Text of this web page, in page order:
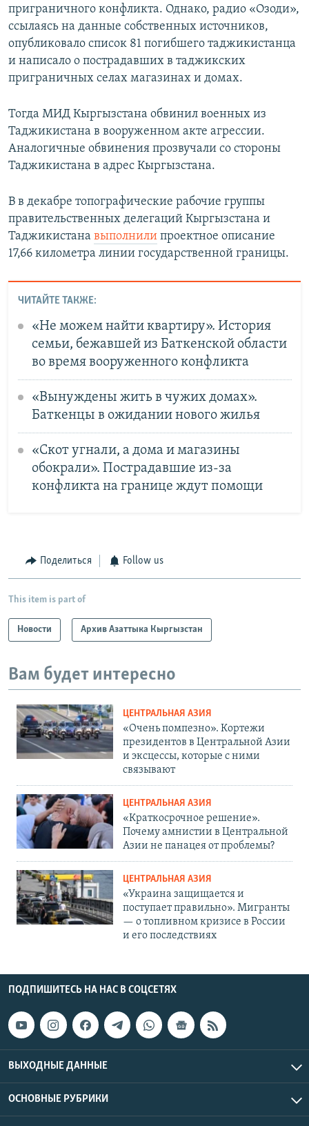
приграничного конфликта. Однако, радио «Озоди»,
ссылаясь на данные собственных источников,
опубликовало список 81 погибшего таджикистанца
и написало о пострадавших в таджикских
приграничных селах магазинах и домах.
Тогда МИД Кыргызстана обвинил военных из
Таджикистана в вооруженном акте агрессии.
Аналогичные обвинения прозвучали со стороны
Таджикистана в адрес Кыргызстана.
В в декабре топографические рабочие группы
правительственных делегаций Кыргызстана и
Таджикистана выполнили проектное описание
17,66 километра линии государственной границы.
ЧИТАЙТЕ ТАКЖЕ:
«Не можем найти квартиру». История
семьи, бежавшей из Баткенской области
во время вооруженного конфликта
«Вынуждены жить в чужих домах».
Баткенцы в ожидании нового жилья
«Скот угнали, а дома и магазины
обокрали». Пострадавшие из-за
конфликта на границе ждут помощи
Поделиться Follow us
This item is part of
Новости Архив Азаттыка Кыргызстан
Вам будет интересно
ЦЕНТРАЛЬНАЯ АЗИЯ
«Очень помпезно». Кортежи
президентов в Центральной Азии
и эксцессы, которые с ними
связывают
ЦЕНТРАЛЬНАЯ АЗИЯ
«Краткосрочное решение».
Почему амнистии в Центральной
Азии не панацея от проблемы?
ЦЕНТРАЛЬНАЯ АЗИЯ
«Украина защищается и
поступает правильно». Мигранты
— о топливном кризисе в России
и его последствиях
ПОДПИШИТЕСЬ НА НАС В СОЦСЕТЯХ
ВЫХОДНЫЕ ДАННЫЕ
ОСНОВНЫЕ РУБРИКИ